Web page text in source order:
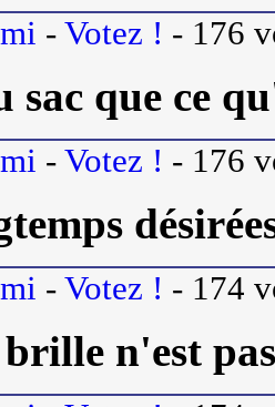
- Votez ! - 176
sac que ce
- Votez ! - 176
- Votez ! - 174
n'est